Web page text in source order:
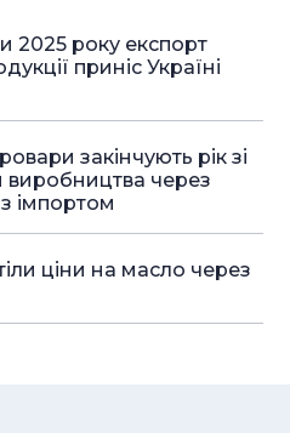
2025 року експорт
приніс Україні
закінчують рік зі
через
імпортом
ціни на масло через